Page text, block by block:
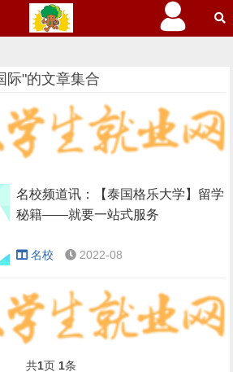
际"的文章集合
名校频道讯：【泰国格乐大学】留学
秘籍——就要一站式服务
名校 2022-08
共1页 1条